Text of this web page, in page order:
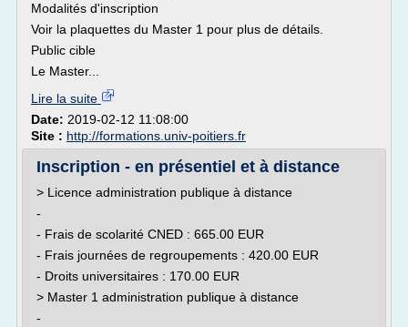
Modalités d'inscription
Voir la plaquettes du Master 1 pour plus de détails.
Public cible
Le Master...
Lire la suite
Date: 2019-02-12 11:08:00
Site : http://formations.univ-poitiers.fr
Inscription - en présentiel et à distance
> Licence administration publique à distance
-
- Frais de scolarité CNED : 665.00 EUR
- Frais journées de regroupements : 420.00 EUR
- Droits universitaires : 170.00 EUR
> Master 1 administration publique à distance
-